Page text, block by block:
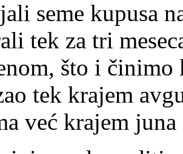
seme kupusa
tek za tri
što i činimo
tek krajem
već krajem